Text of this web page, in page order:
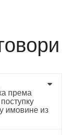
према
имовине из